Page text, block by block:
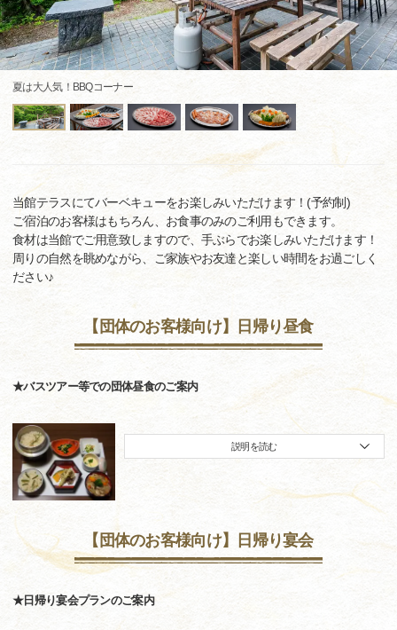
夏は大人気！BBQコーナー
当館テラスにてバーベキューをお楽しみいただけます！(予約制)
ご宿泊のお客様はもちろん、お食事のみのご利用もできます。
食材は当館でご用意致しますので、手ぶらでお楽しみいただけます！
周りの自然を眺めながら、ご家族やお友達と楽しい時間をお過ごしく
ださい♪
【団体のお客様向け】日帰り昼食
★バスツアー等での団体昼食のご案内
説明を読む
【団体のお客様向け】日帰り宴会
★日帰り宴会プランのご案内